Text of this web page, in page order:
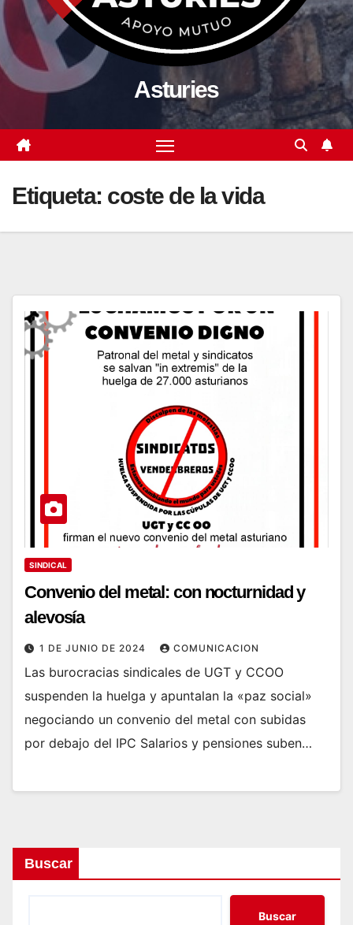
Asturies
Etiqueta: coste de la vida
SINDICAL
Convenio del metal: con nocturnidad y
alevosía
1 DE JUNIO DE 2024 COMUNICACION
Las burocracias sindicales de UGT y CCOO
suspenden la huelga y apuntalan la «paz social»
negociando un convenio del metal con subidas
por debajo del IPC Salarios y pensiones suben…
Buscar
Buscar